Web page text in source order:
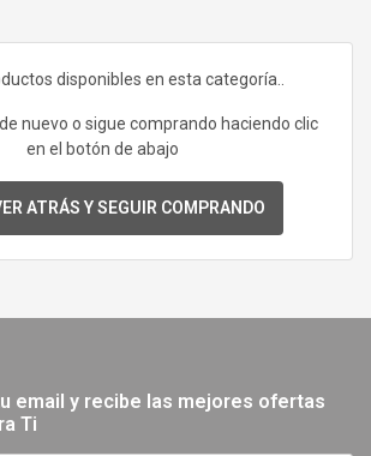
disponibles en esta categoría..
nuevo o sigue comprando haciendo clic
en el botón de abajo
ATRÁS Y SEGUIR COMPRANDO
email y recibe las mejores ofertas
Ti